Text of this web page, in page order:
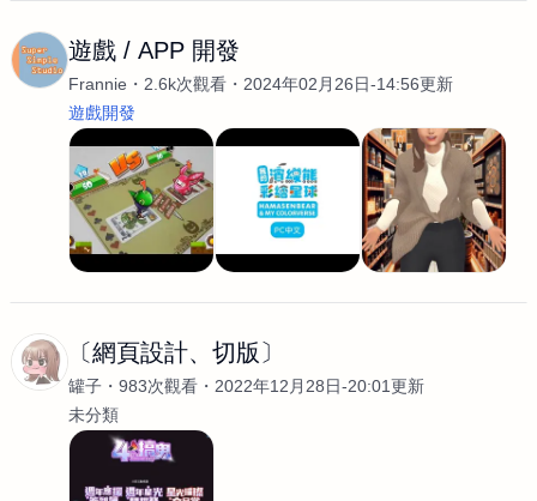
遊戲 / APP 開發
Frannie 2.6k次觀看
2024年02月26日-14:56更新
遊戲開發
〔網頁設計、切版〕
罐子 983次觀看
2022年12月28日-20:01更新
未分類